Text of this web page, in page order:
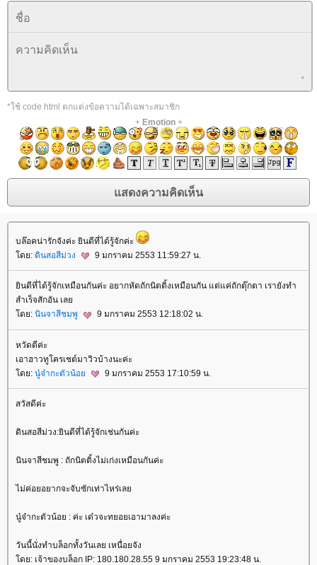
*ใช้ code html ตกแต่งข้อความได้เฉพาะสมาชิก
+ Emotion+
บล๊อคน่ารักจังค่ะ ยินดีที่ได้รู้จักค่ะ
ดย: ดินสอสีม่วง 9 มกราคม 2553 11:59:27 น.
ินดีที่ได้รู้จักเหมือนกันค่ะ อยากหัดถักนิตติ้งเหมือนกัน แต่แค่ถักตุ๊กตา เรายังทำ
สำเร็จสักอัน เล
ดย: นินจาสีชมพู 9 มกราคม 2553 12:18:02 น.
หวัดดีค่ะ
เอาฮาวทูโครเชต์มาวิวบ้างนะค่ะ
ดย: นู๋จ๋ากะตัวน้อ 9 มกราคม 2553 17:10:59 น.
สวัสดีค่ะ
ดินสอสีม่วง:ยินดีที่ได้รู้จักเช่นกันค่ะ
นินจาสีชมพู : ถักนิตติ้งไม่เก่งเหมือนกันค่ะ
ไม่ค่อยอยากจะจับซักเท่าไหร่เล
นู๋จ๋ากะตัวน้อย : ค่ะ เด๋วจะทยอยเอามาลงค่ะ
วันนี้นั่งทำบล็อกทั้งวันเลย เหนื่อยจัง
ดย: เจ้าของบล็อก IP: 180.180.28.55 9 มกราคม 2553 19:23:48 น.